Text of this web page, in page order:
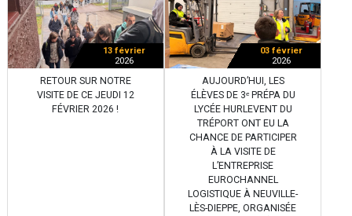
13 février
2026
RETOUR SUR NOTRE
VISITE DE CE JEUDI 12
FÉVRIER 2026 !
03 février
2026
AUJOURD’HUI, LES
ÉLÈVES DE 3ᵉ PRÉPA DU
LYCÉE HURLEVENT DU
TRÉPORT ONT EU LA
CHANCE DE PARTICIPER
À LA VISITE DE
L’ENTREPRISE
EUROCHANNEL
LOGISTIQUE À NEUVILLE-
LÈS-DIEPPE, ORGANISÉE